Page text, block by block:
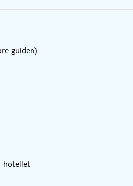
guiden)
hotellet